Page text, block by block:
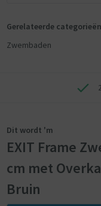
Gerelateerde categorieën
Zwembaden
Dit wordt 'm
EXIT Frame
cm met
Bruin